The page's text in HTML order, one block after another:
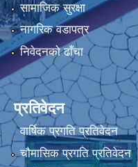
सामाजिक सुरक्षा
नागरिक वडापत्र
निवेदनको ढाँचा
प्रतिवेदन
वार्षिक प्रगति प्रतिवेदन
चौमासिक प्रगति प्रतिवेदन